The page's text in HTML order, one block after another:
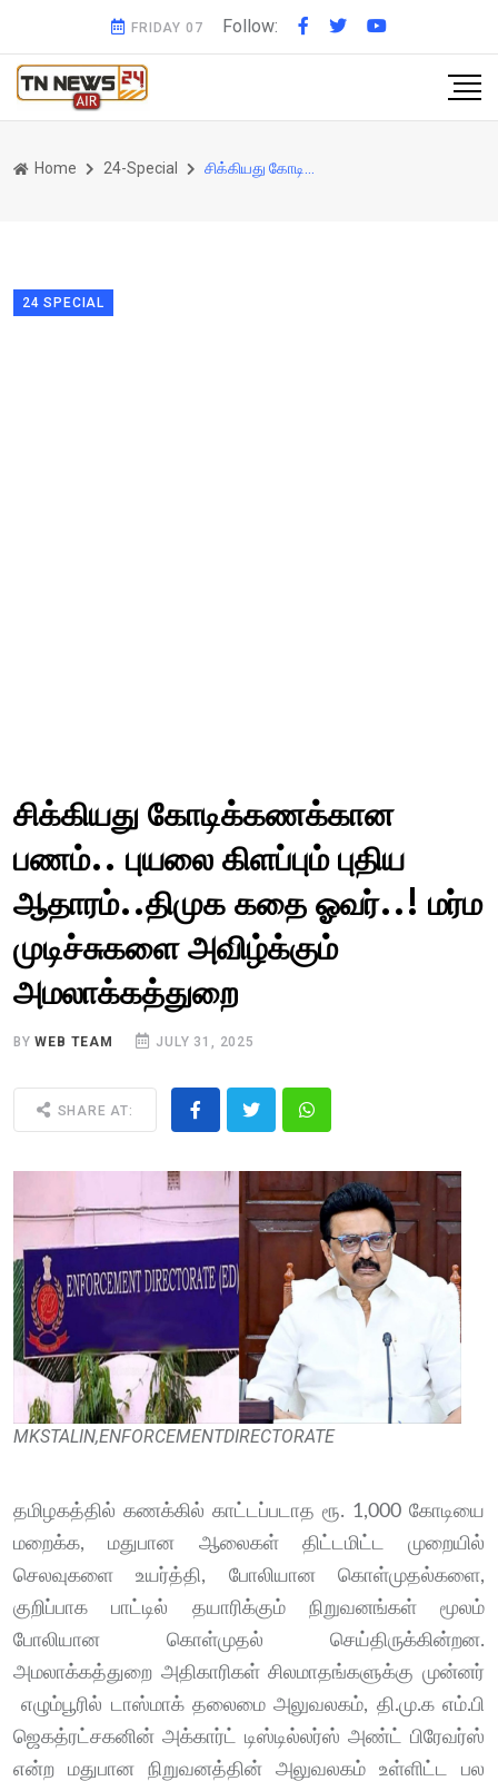
FRIDAY 07 Follow:
Home 24-Special
24 SPECIAL
சிக்கியது கோடிக்கணக்கான
பணம்.. புயலை கிளப்பும் புதிய
ஆதாரம்..திமுக கதை ஓவர்..! மர்ம
முடிச்சுகளை அவிழ்க்கும்
அமலாக்கத்துறை
BYWEB TEAM JULY 31, 2025
SHARE AT:
MKSTALIN,ENFORCEMENTDIRECTORATE
தமிழகத்தில் கணக்கில் காட்டப்படாத ரூ. 1,000 கோடியை
மறைக்க, மதுபான ஆலைகள் திட்டமிட்ட முறையில்
செலவுகளை உயர்த்தி, போலியான கொள்முதல்களை,
குறிப்பாக பாட்டில் தயாரிக்கும் நிறுவனங்கள் மூலம்
போலியான கொள்முதல் செய்திருக்கின்றன.
அமலாக்கத்துறை அதிகாரிகள் சிலமாதங்களுக்கு முன்னர்
எழும்பூரில் டாஸ்மாக் தலைமை அலுவலகம், தி.மு.க எம்.பி
ஜெகத்ரட்சகனின் அக்கார்ட் டிஸ்டில்லர்ஸ் அண்ட் பிரேவர்ஸ்
என்ற மதுபான நிறுவனத்தின் அலுவலகம் உள்ளிட்ட பல